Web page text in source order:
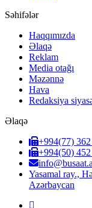
Səhifələr
Haqqımızda
Əlaqə
Reklam
Media otağı
Məzənnə
Hava
Redaksiya
Əlaqə
+994(77)
+994(50)
Yasamal ray.,
Azərbaycan